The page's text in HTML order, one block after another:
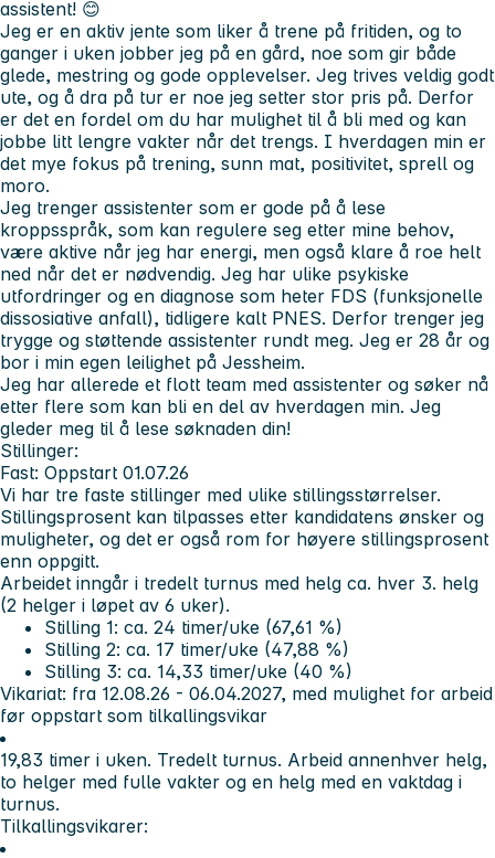
assistent! 😊
Jeg er en aktiv jente som liker å trene på fritiden, og to
ganger i uken jobber jeg på en gård, noe som gir både
glede, mestring og gode opplevelser. Jeg trives veldig godt
ute, og å dra på tur er noe jeg setter stor pris på. Derfor
er det en fordel om du har mulighet til å bli med og kan
jobbe litt lengre vakter når det trengs. I hverdagen min er
det mye fokus på trening, sunn mat, positivitet, sprell og
moro.
Jeg trenger assistenter som er gode på å lese
kroppsspråk, som kan regulere seg etter mine behov,
være aktive når jeg har energi, men også klare å roe helt
ned når det er nødvendig. Jeg har ulike psykiske
utfordringer og en diagnose som heter FDS (funksjonelle
dissosiative anfall), tidligere kalt PNES. Derfor trenger jeg
trygge og støttende assistenter rundt meg. Jeg er 28 år og
bor i min egen leilighet på Jessheim.
Jeg har allerede et flott team med assistenter og søker nå
etter flere som kan bli en del av hverdagen min. Jeg
gleder meg til å lese søknaden din!
Stillinger:
Fast: Oppstart 01.07.26
Vi har tre faste stillinger med ulike stillingsstørrelser.
Stillingsprosent kan tilpasses etter kandidatens ønsker og
muligheter, og det er også rom for høyere stillingsprosent
enn oppgitt.
Arbeidet inngår i tredelt turnus med helg ca. hver 3. helg
(2 helger i løpet av 6 uker).
Stilling 1: ca. 24 timer/uke (67,61 %)
Stilling 2: ca. 17 timer/uke (47,88 %)
Stilling 3: ca. 14,33 timer/uke (40 %)
Vikariat: fra 12.08.26 - 06.04.2027, med mulighet for arbeid
før oppstart som tilkallingsvikar
19,83 timer i uken. Tredelt turnus. Arbeid annenhver helg,
to helger med fulle vakter og en helg med en vaktdag i
turnus.
Tilkallingsvikarer: